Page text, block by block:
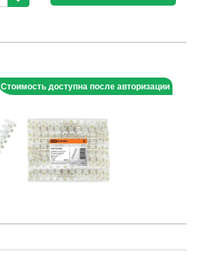
Стоимость доступна после авторизации